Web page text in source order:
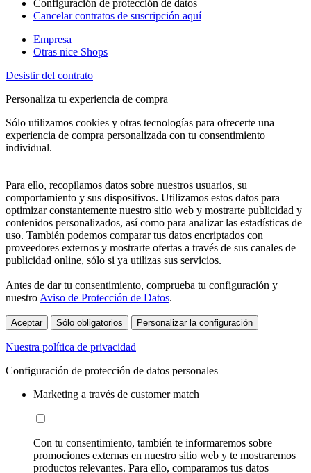
Configuración de protección de datos
Cancelar contratos de suscripción aquí
Empresa
Otras nice Shops
Desistir del contrato
Personaliza tu experiencia de compra
Sólo utilizamos cookies y otras tecnologías para ofrecerte una
experiencia de compra personalizada con tu consentimiento
individual.
Para ello, recopilamos datos sobre nuestros usuarios, su
comportamiento y sus dispositivos. Utilizamos estos datos para
optimizar constantemente nuestro sitio web y mostrarte publicidad y
contenidos personalizados, así como para analizar las estadísticas de
uso. También podemos comparar tus datos encriptados con
proveedores externos y mostrarte ofertas a través de sus canales de
publicidad online, sólo si ya utilizas sus servicios.
Antes de dar tu consentimiento, comprueba tu configuración y
nuestro Aviso de Protección de Datos.
Aceptar Sólo obligatorios Personalizar la configuración
Nuestra política de privacidad
Configuración de protección de datos personales
Marketing a través de customer match
Con tu consentimiento, también te informaremos sobre
promociones externas en nuestro sitio web y te mostraremos
productos relevantes. Para ello, comparamos tus datos